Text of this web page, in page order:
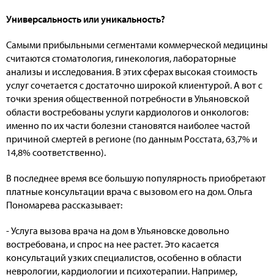
Универсальность или уникальность?
Самыми прибыльными сегментами коммерческой медицины
считаются стоматология, гинекология, лабораторные
анализы и исследования. В этих сферах высокая стоимость
услуг сочетается с достаточно широкой клиентурой. А вот с
точки зрения общественной потребности в Ульяновской
области востребованы услуги кардиологов и онкологов:
именно по их части болезни становятся наиболее частой
причиной смертей в регионе (по данным Росстата, 63,7% и
14,8% соответственно).
В последнее время все большую популярность приобретают
платные консультации врача с вызовом его на дом. Ольга
Пономарева рассказывает:
- Услуга вызова врача на дом в Ульяновске довольно
востребована, и спрос на нее растет. Это касается
консультаций узких специалистов, особенно в области
неврологии, кардиологии и психотерапии. Например,